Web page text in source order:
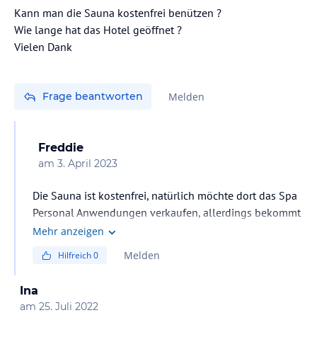
Kann man die Sauna kostenfrei benützen ?
Wie lange hat das Hotel geöffnet ?
Vielen Dank
Frage beantworten Melden
Freddie
am 3. April 2023
Die Sauna ist kostenfrei, natürlich möchte dort das Spa
Personal Anwendungen verkaufen, allerdings bekommt
man nichts aufgedrängt, stets freundlich!
Mehr anzeigen
Hilfreich0 Melden
Ina
am 25. Juli 2022